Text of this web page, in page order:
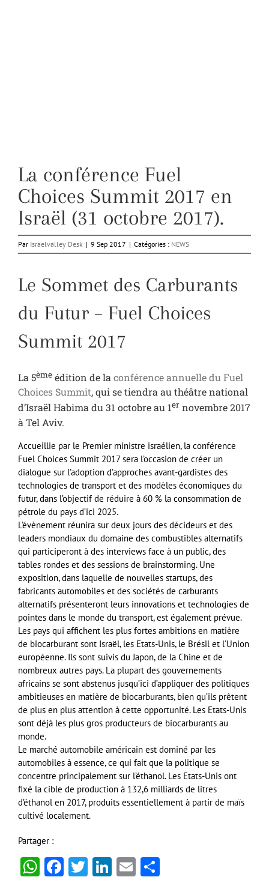
La conférence Fuel
Choices Summit 2017 en
Israël (31 octobre 2017).
Par Israelvalley Desk | 9 Sep 2017 | Catégories : NEWS
Le Sommet des Carburants
du Futur – Fuel Choices
Summit 2017
La 5ème édition de laconférence annuelle du Fuel
Choices Summit, qui se tiendra au théâtre national
d’Israël Habima du 31 octobre au 1er novembre 2017
à Tel Aviv.
Accueillie par le Premier ministre israélien, la conférence
Fuel Choices Summit 2017 sera l’occasion de créer un
dialogue sur l’adoption d’approches avant-gardistes des
technologies de transport et des modèles économiques du
futur, dans l’objectif de réduire à 60 % la consommation de
pétrole du pays d’ici 2025.
L’évènement réunira sur deux jours des décideurs et des
leaders mondiaux du domaine des combustibles alternatifs
qui participeront à des interviews face à un public, des
tables rondes et des sessions de brainstorming. Une
exposition, dans laquelle de nouvelles startups, des
fabricants automobiles et des sociétés de carburants
alternatifs présenteront leurs innovations et technologies de
pointes dans le monde du transport, est également prévue.
Les pays qui affichent les plus fortes ambitions en matière
de biocarburant sont Israël, les Etats-Unis, le Brésil et l’Union
européenne. Ils sont suivis du Japon, de la Chine et de
nombreux autres pays. La plupart des gouvernements
africains se sont abstenus jusqu’ici d’appliquer des politiques
ambitieuses en matière de biocarburants, bien qu’ils prêtent
de plus en plus attention à cette opportunité. Les Etats-Unis
sont déjà les plus gros producteurs de biocarburants au
monde.
Le marché automobile américain est dominé par les
automobiles à essence, ce qui fait que la politique se
concentre principalement sur l’éthanol. Les Etats-Unis ont
fixé la cible de production à 132,6 milliards de litres
d’éthanol en 2017, produits essentiellement à partir de maïs
cultivé localement.
Partager :
WhatsApp
Facebook
Twitter
LinkedIn
Email